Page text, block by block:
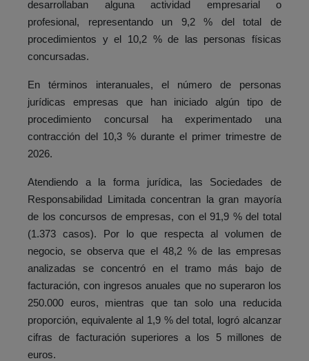
desarrollaban alguna actividad empresarial o
profesional, representando un 9,2 % del total de
procedimientos y el 10,2 % de las personas físicas
concursadas.
En términos interanuales, el número de personas
jurídicas empresas que han iniciado algún tipo de
procedimiento concursal ha experimentado una
contracción del 10,3 % durante el primer trimestre de
2026.
Atendiendo a la forma jurídica, las Sociedades de
Responsabilidad Limitada concentran la gran mayoría
de los concursos de empresas, con el 91,9 % del total
(1.373 casos). Por lo que respecta al volumen de
negocio, se observa que el 48,2 % de las empresas
analizadas se concentró en el tramo más bajo de
facturación, con ingresos anuales que no superaron los
250.000 euros, mientras que tan solo una reducida
proporción, equivalente al 1,9 % del total, logró alcanzar
cifras de facturación superiores a los 5 millones de
euros.